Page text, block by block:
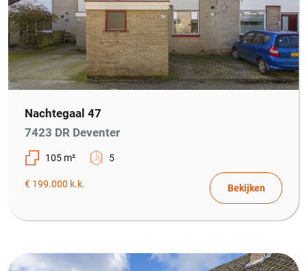
Nachtegaal 47
7423 DR Deventer
105 m² 5
€ 199.000 k.k. Bekijken